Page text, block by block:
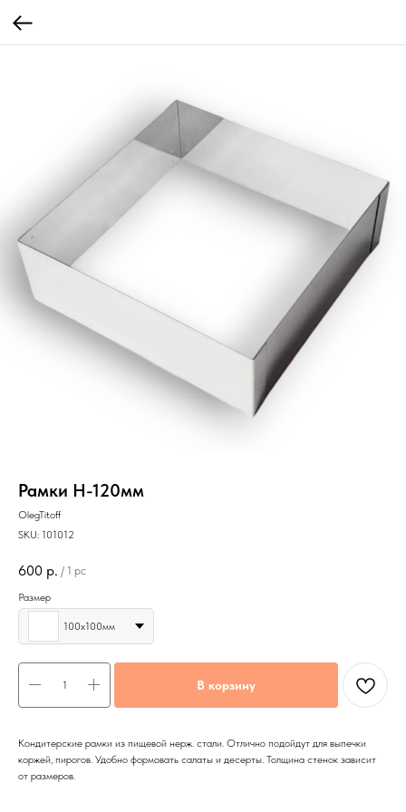
Рамки Н-120мм
OlegTitoff
SKU: 101012
600 р. / 1 pc
Размер
100х100мм
В корзину
Кондитерские рамки из пищевой нерж. стали. Отлично подойдут для выпечки
коржей, пирогов. Удобно формовать салаты и десерты. Толщина стенок зависит
от размеров.